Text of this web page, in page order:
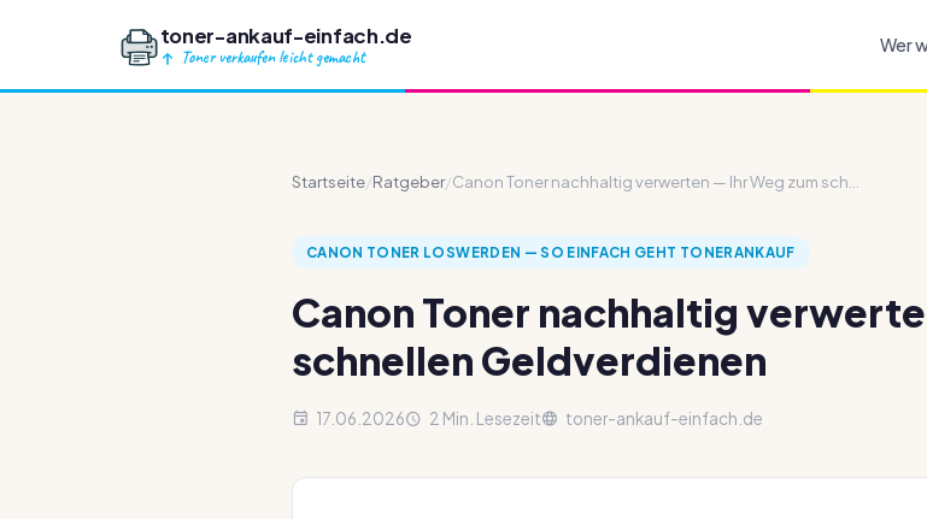
toner-ankauf-einfach.de
Toner verkaufen leicht gemacht
Wer
Startseite/Ratgeber/Canon Toner nachhaltig verwerten — Ihr Weg zum sch...
CANON TONER LOSWERDEN — SO EINFACH GEHT TONERANKAUF
Canon Toner nachhaltig
schnellen Geldverdienen
17.06.2026 2 Min. Lesezeit toner-ankauf-einfach.de